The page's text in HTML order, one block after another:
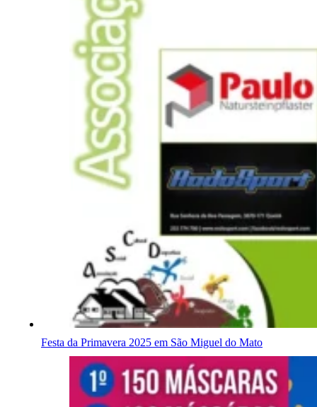
Festa da Primavera 2025 em São Miguel do Mato